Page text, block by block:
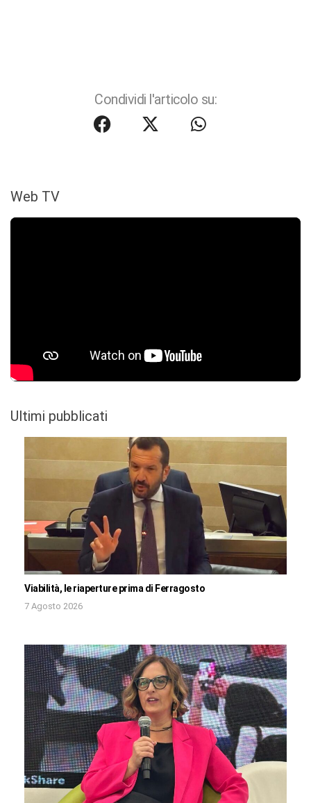
Condividi l'articolo su:
Web TV
Ultimi pubblicati
Viabilità, le riaperture prima di Ferragosto
7 Agosto 2026